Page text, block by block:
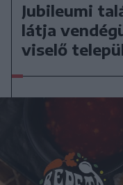
Jubileumi
látja
viselő